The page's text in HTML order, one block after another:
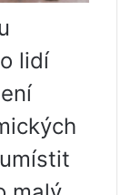
lidí